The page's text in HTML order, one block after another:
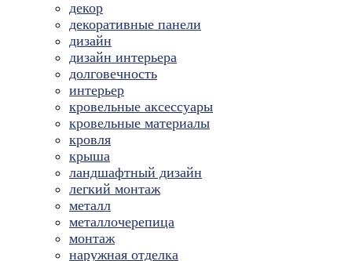
декор
декоративные панели
дизайн
дизайн интерьера
долговечность
интерьер
кровельные аксессуары
кровельные материалы
кровля
крыша
ландшафтный дизайн
легкий монтаж
металл
металлочерепица
монтаж
наружная отделка